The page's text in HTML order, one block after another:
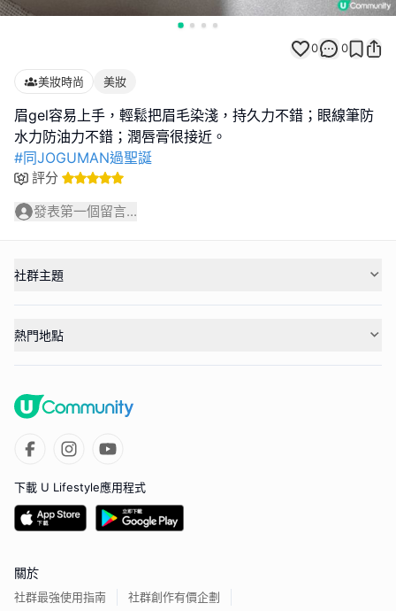
0 0
美妝時尚 美妝
眉gel容易上手，輕鬆把眉毛染淺，持久力不錯；眼線筆防
#同JOGUMAN過聖誕
評分
發表第一個留言...
社群主題
熱門地點
下載 U Lifestyle應用程式
關於
社群最強使用指南 社群創作有價企劃